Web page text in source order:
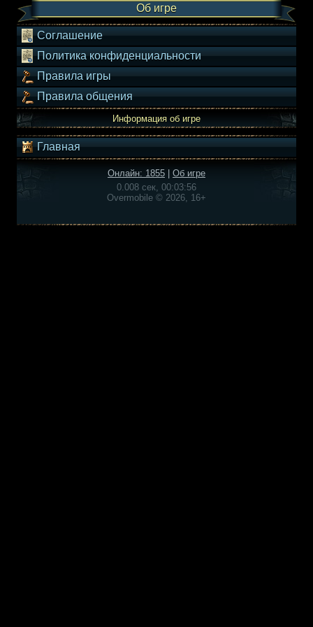
Об игре
Соглашение
Политика конфиденциальности
Правила игры
Правила общения
Информация об игре
Главная
Онлайн: 1855
Об игре
0.008 сек, 00:03:56
Overmobile © 2026, 16+